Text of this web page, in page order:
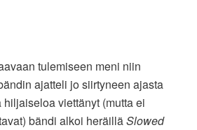
tulemiseen meni niin
ajatteli jo siirtyneen ajasta
viettänyt (mutta ei
bändi alkoi heräilläSlowed